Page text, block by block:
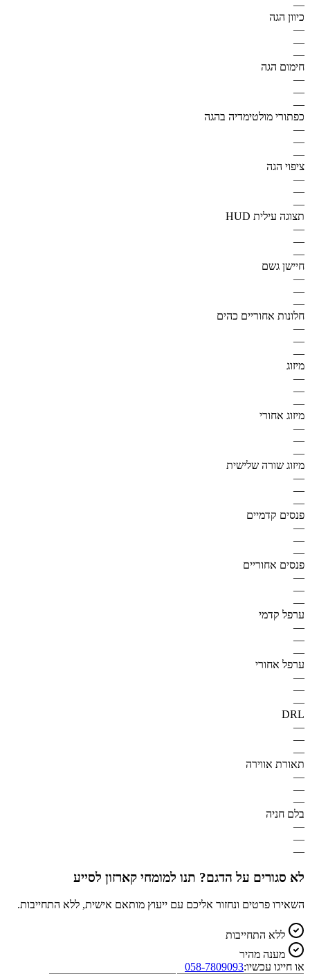
—
כיוון הגה
—
—
—
חימום הגה
—
—
—
כפתורי מולטימדיה בהגה
—
—
—
ציפוי הגה
—
—
—
תצוגה עילית HUD
—
—
—
חיישן גשם
—
—
—
חלונות אחוריים כהים
—
—
—
מיזוג
—
—
—
מיזוג אחורי
—
—
—
מיזוג שורה שלישית
—
—
—
פנסים קדמיים
—
—
—
פנסים אחוריים
—
—
—
ערפל קדמי
—
—
—
ערפל אחורי
—
—
—
DRL
—
—
—
תאורת אווירה
—
—
—
בלם חניה
—
—
—
לא סגורים על הדגם? תנו למומחי קארזון לסייע
השאירו פרטים ונחזור אליכם עם ייעוץ מותאם אישית, ללא התחייבות.
ללא התחייבות
מענה מהיר
או חייגו עכשיו:058-7809093